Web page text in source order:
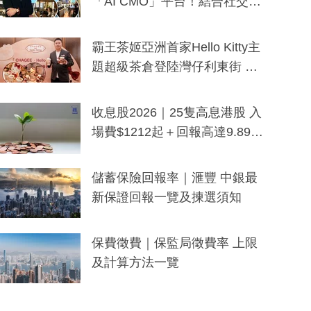
分鐘生成「貼地」宣傳短片
霸王茶姬亞洲首家Hello Kitty主
題超級茶倉登陸灣仔利東街 推
y及香港限定特調系列
收息股2026｜25隻高息港股 入
場費$1212起＋回報高達9.89
儲蓄保險回報率｜滙豐 中銀最
新保證回報一覽及揀選須知
保費徵費｜保監局徵費率 上限
及計算方法一覽